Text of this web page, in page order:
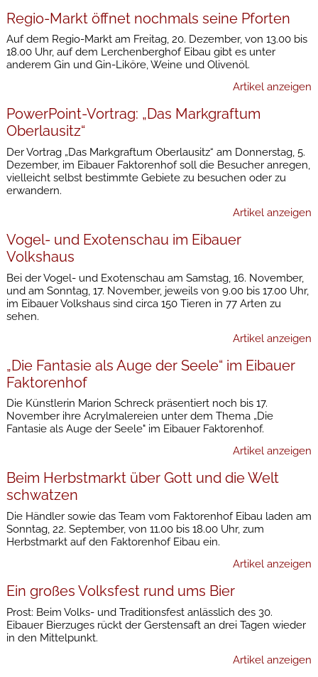
Regio-Markt öffnet nochmals seine Pforten
Auf dem Regio-Markt am Freitag, 20. Dezember, von 13.00 bis
18.00 Uhr, auf dem Lerchenberghof Eibau gibt es unter
anderem Gin und Gin-Liköre, Weine und Olivenöl.
Artikel anzeigen
PowerPoint-Vortrag: „Das Markgraftum
Oberlausitz“
Der Vortrag „Das Markgraftum Oberlausitz“ am Donnerstag, 5.
Dezember, im Eibauer Faktorenhof soll die Besucher anregen,
vielleicht selbst bestimmte Gebiete zu besuchen oder zu
erwandern.
Artikel anzeigen
Vogel- und Exotenschau im Eibauer
Volkshaus
Bei der Vogel- und Exotenschau am Samstag, 16. November,
und am Sonntag, 17. November, jeweils von 9.00 bis 17.00 Uhr,
im Eibauer Volkshaus sind circa 150 Tieren in 77 Arten zu
sehen.
Artikel anzeigen
„Die Fantasie als Auge der Seele“ im Eibauer
Faktorenhof
Die Künstlerin Marion Schreck präsentiert noch bis 17.
November ihre Acrylmalereien unter dem Thema „Die
Fantasie als Auge der Seele" im Eibauer Faktorenhof.
Artikel anzeigen
Beim Herbstmarkt über Gott und die Welt
schwatzen
Die Händler sowie das Team vom Faktorenhof Eibau laden am
Sonntag, 22. September, von 11.00 bis 18.00 Uhr, zum
Herbstmarkt auf den Faktorenhof Eibau ein.
Artikel anzeigen
Ein großes Volksfest rund ums Bier
Prost: Beim Volks- und Traditionsfest anlässlich des 30.
Eibauer Bierzuges rückt der Gerstensaft an drei Tagen wieder
in den Mittelpunkt.
Artikel anzeigen